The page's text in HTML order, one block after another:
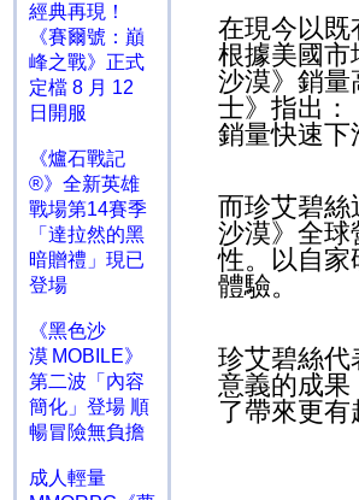
經典再現！
《賽爾號：巔
峰之戰》正式
定檔 8 月 12
日開服
《爐石戰記
®》全新英雄
戰場第14賽季
「達拉然的黑
暗贈禮」現已
登場
《黑色沙
漠 MOBILE》
第二波「內容
簡化」登場 順
暢冒險無負擔
成人輕量
在現今以既
根據美國市
沙漠》銷量
士》指出：
銷量快速下
而珍艾碧絲
沙漠》全球
性。以自家
體驗。
珍艾碧絲代
意義的成果
了帶來更